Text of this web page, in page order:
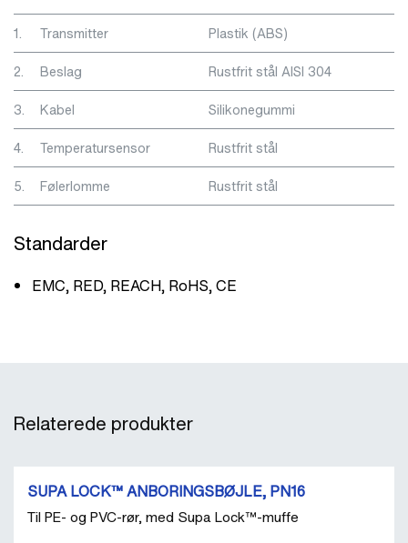
1. Transmitter
Plastik (ABS)
2.
Beslag
Rustfrit stål AISI 304
3.
Kabel
Silikonegummi
4.
Temperatursensor
Rustfrit stål
5.
Følerlomme Rustfrit stål
Standarder
EMC, RED, REACH, RoHS, CE
Relaterede produkter
SUPA LOCK™ ANBORINGSBØJLE, PN16
Til PE- og PVC-rør, med Supa Lock™-muffe